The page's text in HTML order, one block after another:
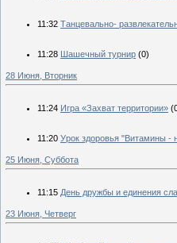
11:32 Танцевально-
11:28 Шашечный турнир (0)
28 Июня, Вторник
11:24 Игра «Захват территории»
11:20 Урок здоровья "Витамины -
25 Июня, Суббота
11:15 День дружбы и единения
23 Июня, Четверг